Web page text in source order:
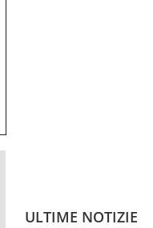
ULTIME NOTIZIE